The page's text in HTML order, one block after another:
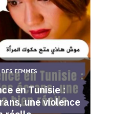
FEMMES
en Tunisie :
une violence